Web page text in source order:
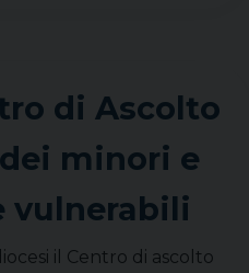
di Ascolto
minori e
vulnerabili
il Centro di ascolto